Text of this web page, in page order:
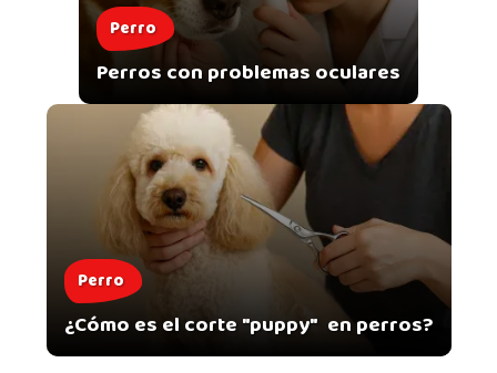
Perro
Perros con problemas oculares
Perro
¿Cómo es el corte "puppy" en perros?